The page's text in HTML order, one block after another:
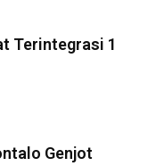
Terintegrasi 1
Genjot